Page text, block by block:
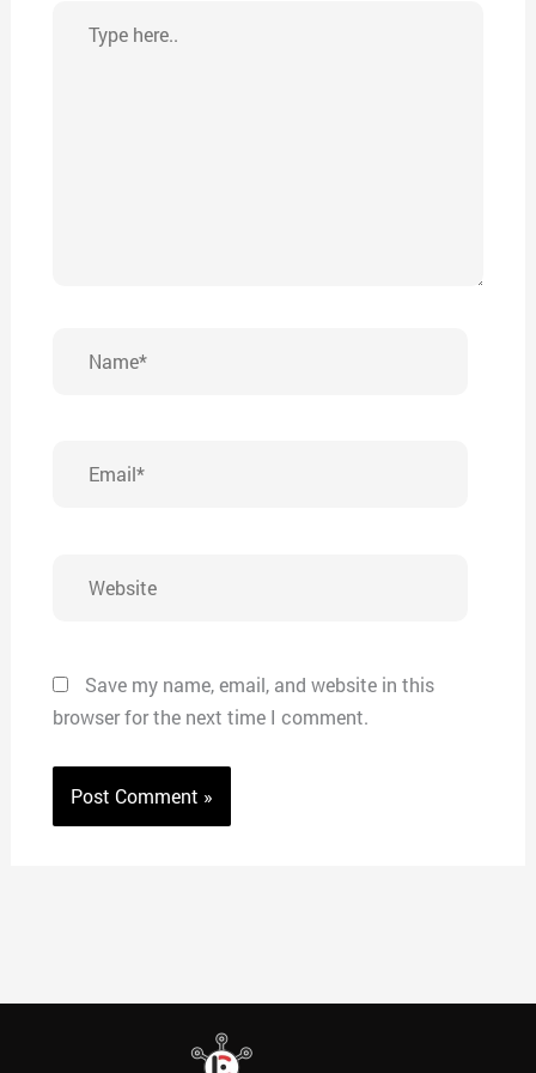
here..
Save my name, email, and website in this
browser for the next time I comment.